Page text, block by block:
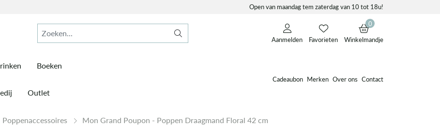
Open van maandag tem zaterdag van 10 tot 18u!
Aanmelden Favorieten
0
Winkelmandje
Boeken
Outlet
Cadeaubon Merken Over ons Contact
Poppenaccessoires Mon Grand Poupon - Poppen Draagmand Floral 42 cm